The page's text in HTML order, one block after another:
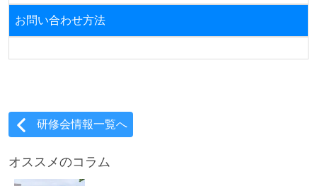
お問い合わせ方法
研修会情報一覧へ
オススメのコラム